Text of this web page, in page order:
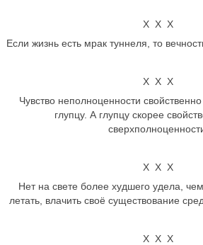
Х Х Х
Если жизнь есть мрак туннеля, то
Х Х Х
Чувство неполноценности
глупцу. А глупцу скорее
Х Х Х
Нет на свете более худшего удела,
летать, влачить своё существование
Х Х Х